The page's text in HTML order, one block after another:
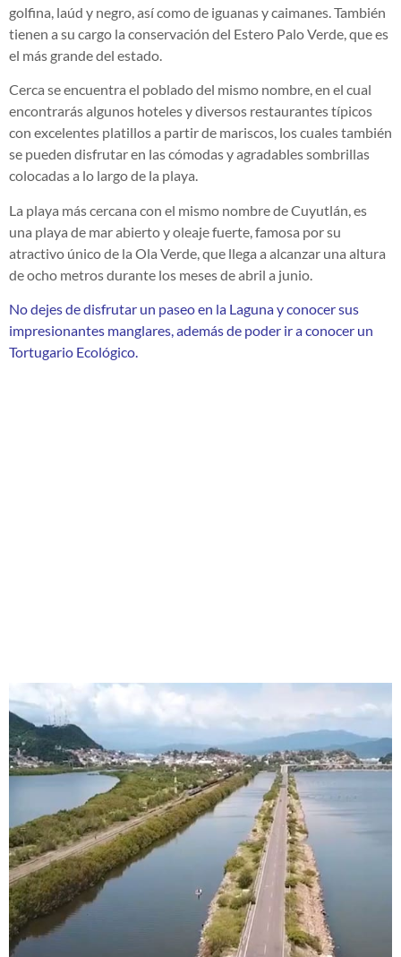
golfina, laúd y negro, así como de iguanas y caimanes. También
tienen a su cargo la conservación del Estero Palo Verde, que es
el más grande del estado.
Cerca se encuentra el poblado del mismo nombre, en el cual
encontrarás algunos hoteles y diversos restaurantes típicos
con excelentes platillos a partir de mariscos, los cuales también
se pueden disfrutar en las cómodas y agradables sombrillas
colocadas a lo largo de la playa.
La playa más cercana con el mismo nombre de Cuyutlán, es
una playa de mar abierto y oleaje fuerte, famosa por su
atractivo único de la Ola Verde, que llega a alcanzar una altura
de ocho metros durante los meses de abril a junio.
No dejes de disfrutar un paseo en la Laguna y conocer sus
impresionantes manglares, además de poder ir a conocer un
Tortugario Ecológico.